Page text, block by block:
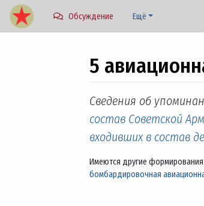
Обсуждение Ещё
5
Перейти к:навигация,поиск
Сведения об
состав Советской
входивших в состав
Имеются другие
бомбардировочная